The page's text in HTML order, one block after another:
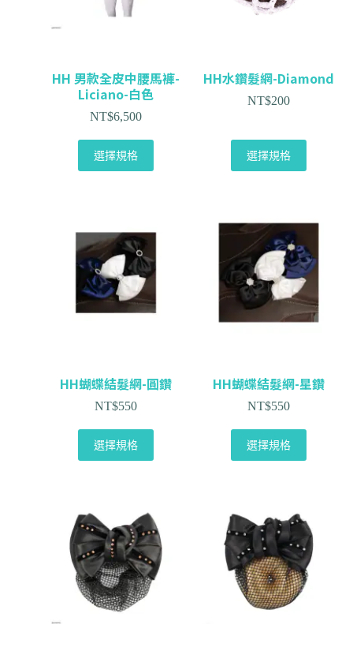
HH 男款全皮中腰馬褲-
Liciano-白色
NT$6,500
選擇規格
HH水鑽髮網-Diamond
NT$200
選擇規格
HH蝴蝶結髮網-圓鑽
NT$550
選擇規格
HH蝴蝶結髮網-星鑽
NT$550
選擇規格